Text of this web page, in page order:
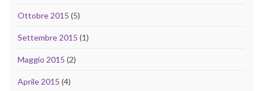
Ottobre 2015 (5)
Settembre 2015 (1)
Maggio 2015 (2)
Aprile 2015 (4)